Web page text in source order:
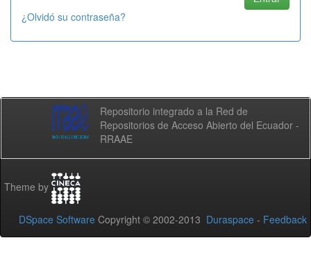
¿Olvidó su contraseña?
Repositorio integrado a la Red de
Repositorios de Acceso Abierto del Ecuador -
RRAAE
Theme by
DSpace Software Copyright © 2002-2013 Duraspace - Feedback